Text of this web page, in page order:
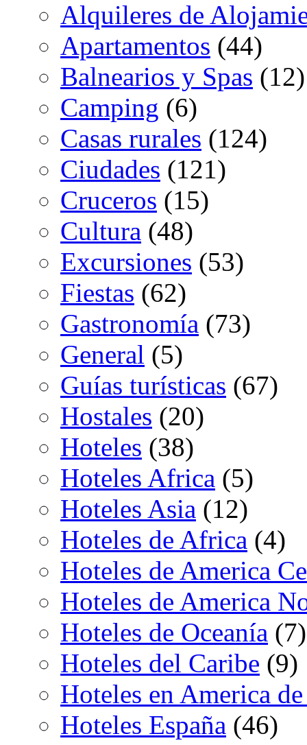
Alquileres de
Apartamentos (44)
Balnearios y Spas (12)
Camping (6)
Casas rurales (124)
Ciudades (121)
Cruceros (15)
Cultura (48)
Excursiones (53)
Fiestas (62)
Gastronomía (73)
General (5)
Guías turísticas (67)
Hostales (20)
Hoteles (38)
Hoteles Africa (5)
Hoteles Asia (12)
Hoteles de Africa (4)
Hoteles de America
Hoteles de America
Hoteles de Oceanía (7)
Hoteles del Caribe (9)
Hoteles en America
Hoteles España (46)